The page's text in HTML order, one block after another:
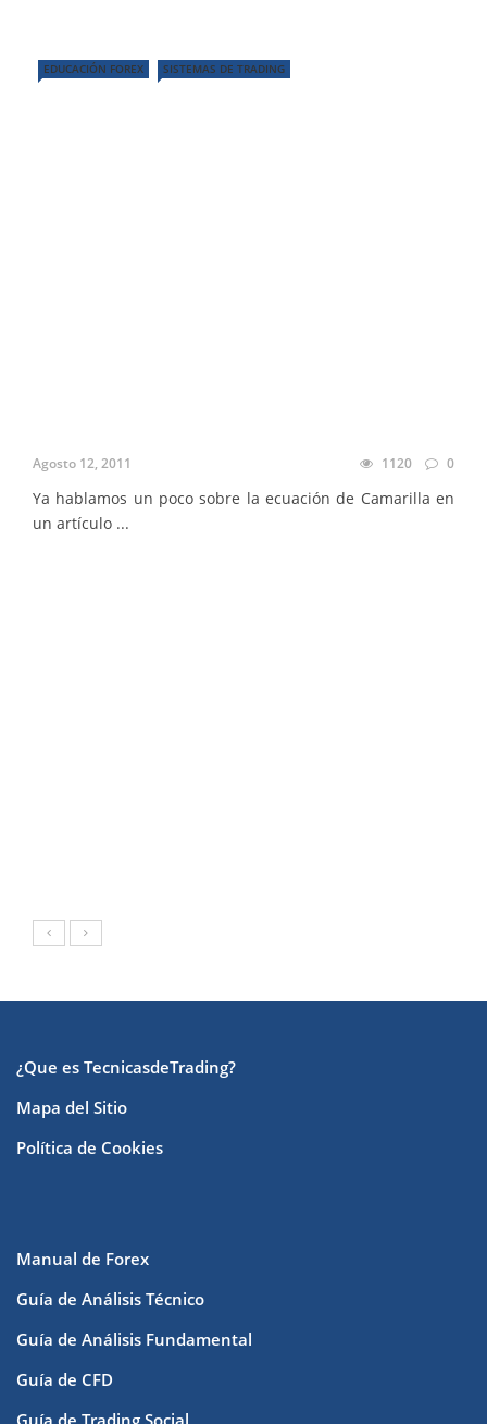
EDUCACIÓN FOREX SISTEMAS DE TRADING
Agosto 12, 2011 1120 0
Ya hablamos un poco sobre la ecuación de Camarilla en
un artículo ...
¿Que es TecnicasdeTrading?
Mapa del Sitio
Política de Cookies
Manual de Forex
Guía de Análisis Técnico
Guía de Análisis Fundamental
Guía de CFD